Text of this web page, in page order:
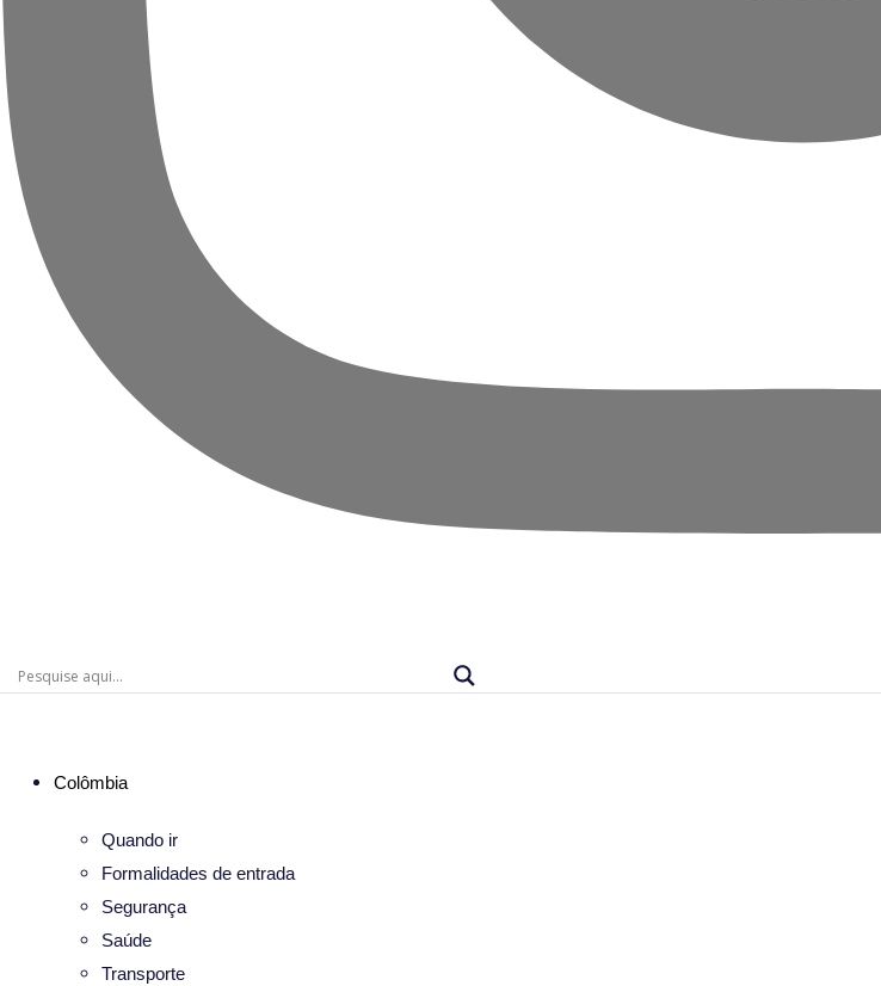
Colômbia
Quando ir
Formalidades de entrada
Segurança
Saúde
Transporte